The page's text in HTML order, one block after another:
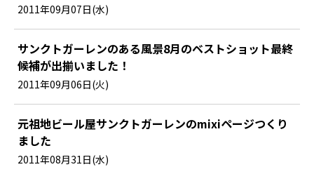
2011年09月07日(水)
サンクトガーレンのある風景8月のベストショット最終
候補が出揃いました！
2011年09月06日(火)
元祖地ビール屋サンクトガーレンのmixiページつくり
ました
2011年08月31日(水)